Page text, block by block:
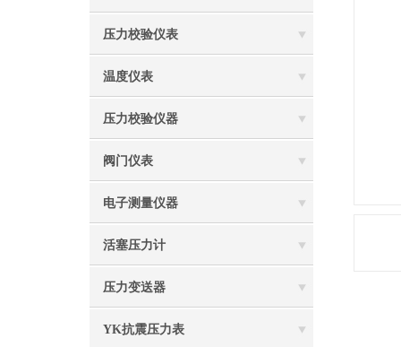
压力校验仪表
温度仪表
压力校验仪器
阀门仪表
电子测量仪器
活塞压力计
压力变送器
YK抗震压力表